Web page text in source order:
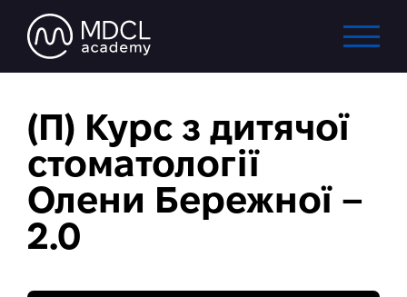
(П) Курс з дитячої
стоматології
Олени Бережної –
2.0